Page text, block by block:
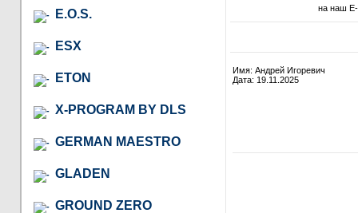
E.O.S.
ESX
ETON
X-PROGRAM BY DLS
GERMAN MAESTRO
GLADEN
GROUND ZERO
на наш
Имя: Андрей Игоревич
Дата: 19.11.2025